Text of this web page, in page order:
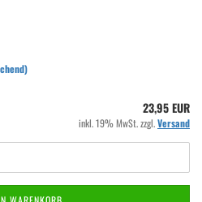
23,95 EUR
inkl. 19% MwSt. zzgl.Versand